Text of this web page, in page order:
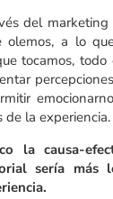
del
olemos, a lo
tocamos, todo
de la experiencia.
la causa-
sería más